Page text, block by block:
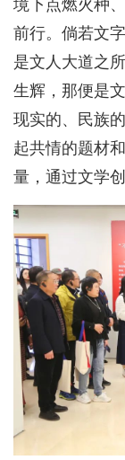
境下点燃火种
前行。倘若文
是文人大道之
生辉，那便是
现实的、民族
起共情的题材
量，通过文学